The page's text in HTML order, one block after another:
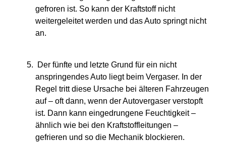
gefroren ist. So kann der Kraftstoff nicht
weitergeleitet werden und das Auto springt nicht
an.
Der fünfte und letzte Grund für ein nicht
anspringendes Auto liegt beim Vergaser. In der
Regel tritt diese Ursache bei älteren Fahrzeugen
auf – oft dann, wenn der Autovergaser verstopft
ist. Dann kann eingedrungene Feuchtigkeit –
ähnlich wie bei den Kraftstoffleitungen –
gefrieren und so die Mechanik blockieren.